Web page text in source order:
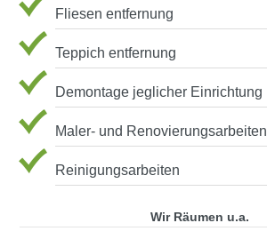
Fliesen entfernung
Teppich entfernung
Demontage jeglicher Einrichtung
Maler- und Renovierungsarbeiten
Reinigungsarbeiten
Wir Räumen u.a.